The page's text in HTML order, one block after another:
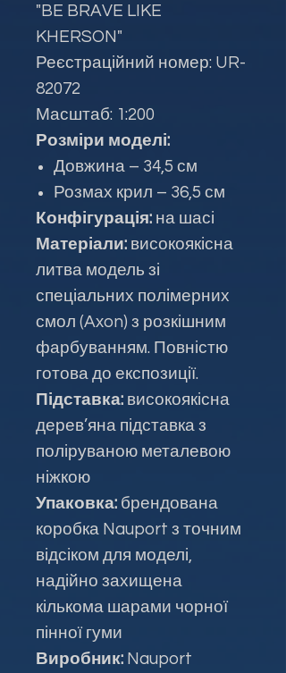
"BE BRAVE LIKE
KHERSON"
Реєстраційний номер: UR-
82072
Масштаб: 1:200
Розміри моделі:
Довжина – 34,5 см
Розмах крил – 36,5 см
Конфігурація: на шасі
Матеріали: високоякісна
литва модель зі
спеціальних полімерних
смол (Axon) з розкішним
фарбуванням. Повністю
готова до експозиції.
Підставка: високоякісна
дерев’яна підставка з
поліруваною металевою
ніжкою
Упаковка: брендована
коробка Nauport з точним
відсіком для моделі,
надійно захищена
кількома шарами чорної
пінної гуми
Виробник: Nauport